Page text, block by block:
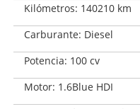
Kilómetros: 140210 km
Carburante: Diesel
Potencia: 100 cv
Motor: 1.6Blue HDI